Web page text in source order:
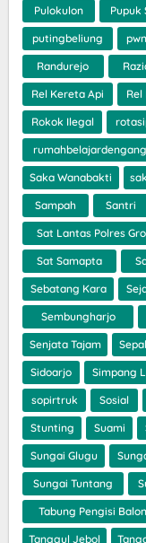
Pulokulon Pupuk
putingbeliung
Randurejo
Rel Kereta Api Rel
Rokok Ilegal
Saka Wanabakti
Sampah Santri
Sat Lantas Polres
Sat Samapta
Sebatang Kara
Sembungharjo
Senjata Tajam
Sidoarjo Simpang
sopirtruk Sosial
Stunting Suami
Sungai Glugu
Sungai Tuntang
Tabung Pengisi
Tanggul Jebol